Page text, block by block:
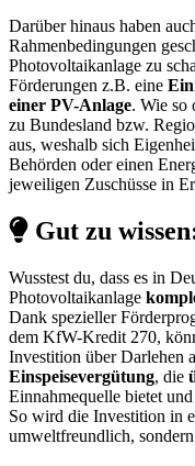
Darüber hinaus haben
Rahmenbedingungen
Photovoltaikanlage zu
Förderungen z.B. eine
einer PV-Anlage. Wie so
zu Bundesland bzw.
aus, weshalb sich
Behörden oder einen
jeweiligen Zuschüsse in
Gut zu
Wusstest du, dass es in
Photovoltaikanlage
Dank spezieller
dem KfW-Kredit 270,
Investition über Darlehen
Einspeisevergütung, die
Einnahmequelle bietet
So wird die Investition in
umweltfreundlich,